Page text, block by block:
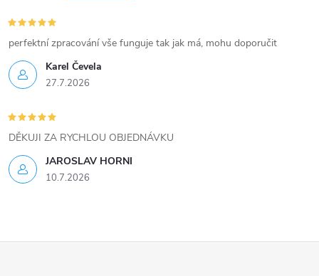
v
ý
p
i
s
u
Karel Čevela
27.7.2026
perfektní zpracování vše funguje tak jak má, mohu doporučit
JAROSLAV HORNI
10.7.2026
DĚKUJI ZA RYCHLOU OBJEDNÁVKU